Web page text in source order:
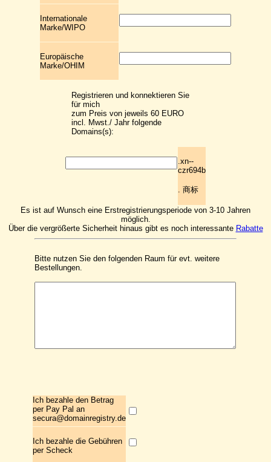
Internationale
Marke/WIPO
Europäische
Marke/OHIM
Registrieren und konnektieren Sie
für mich
zum Preis von jeweils 60 EURO
incl. Mwst./ Jahr folgende
Domains(s):
.xn--
czr694b
. 商标
Es ist auf Wunsch eine Erstregistrierungsperiode von 3-10 Jahren
möglich.
Über die vergrößerte Sicherheit hinaus gibt es noch interessante Rabatte
Bitte nutzen Sie den folgenden Raum für evt. weitere
Bestellungen.
Ich bezahle den Betrag
per Pay Pal an
secura@domainregistry.de
Ich bezahle die Gebühren
per Scheck